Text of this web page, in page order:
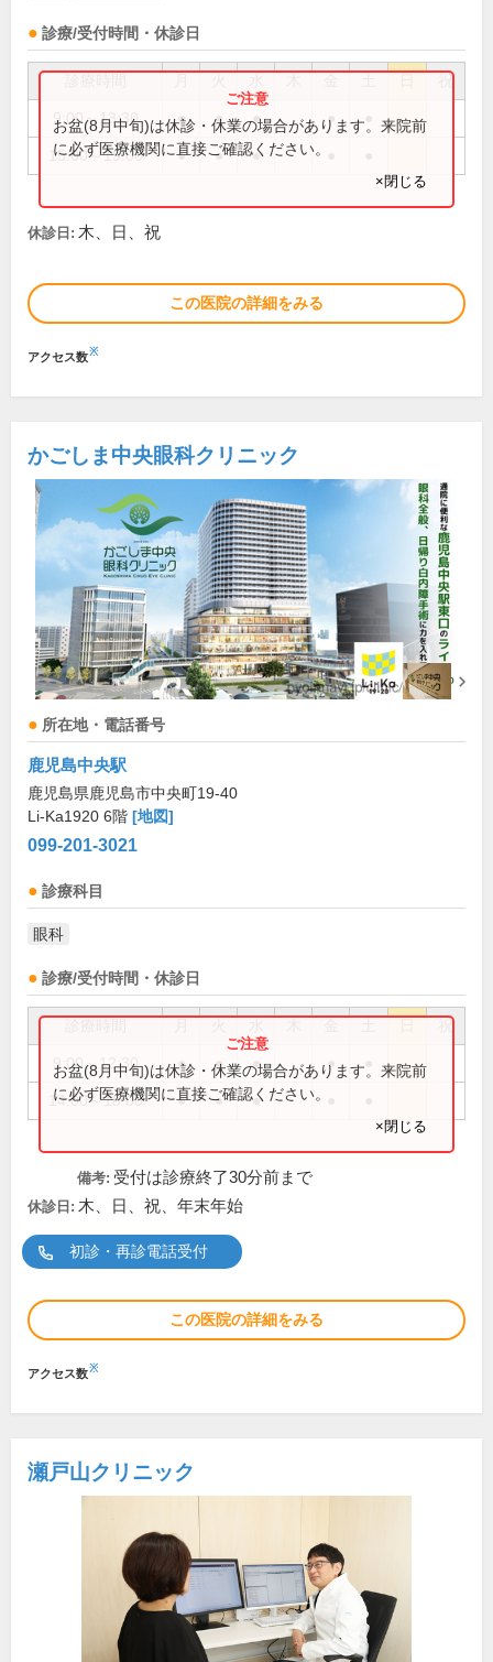
診療/受付時間・休診日
祝
9:00～13:30 ● ● ● ●
15:00～19:00 ● ● ●
お盆(8月中旬)は休診・休業の場合があります。来院前
に必ず医療機関に直接ご確認ください。
×閉じる
休診日: 木、日、祝
この医院の詳細をみる
アクセス数※
かごしま中央眼科クリニック
所在地・電話番号
鹿児島中央駅
鹿児島県鹿児島市中央町19-40
Li-Ka1920 6階 [地図]
099-201-3021
診療科目
眼科
診療/受付時間・休診日
祝
9:00～12:30 ● ● ● ●
14:00～18:00 ● ● ●
お盆(8月中旬)は休診・休業の場合があります。来院前
に必ず医療機関に直接ご確認ください。
×閉じる
備考: 受付は診療終了30分前まで
休診日: 木、日、祝、年末年始
初診・再診電話受付
この医院の詳細をみる
アクセス数※
瀬戸山クリニック